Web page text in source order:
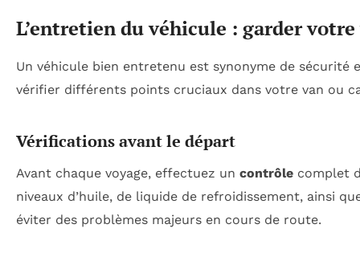
L’entretien du véhicule : garder
Un véhicule bien entretenu est synonyme de
vérifier différents points cruciaux dans votre van ou
Vérifications avant le départ
Avant chaque voyage, effectuez un contrôle complet
niveaux d’huile, de liquide de refroidissement, ainsi
éviter des problèmes majeurs en cours de route.